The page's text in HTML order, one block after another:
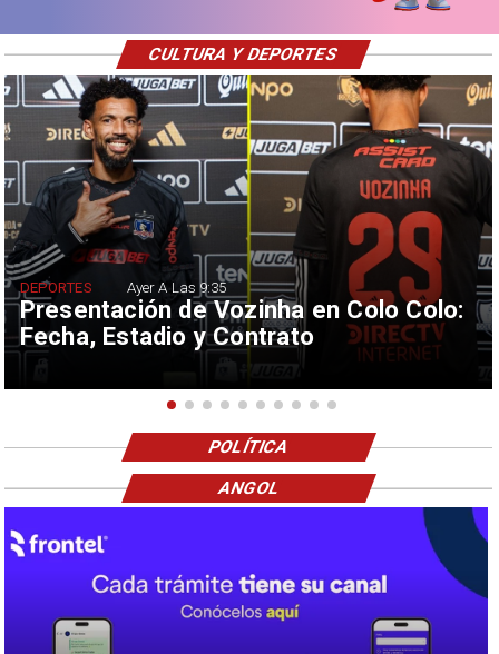
Presentación de Vozinha en Colo Colo:
Fecha, Estadio y Contrato
DEPORTES Ayer A Las 9:35
CULTURA Y DEPORTES
POLÍTICA
ANGOL